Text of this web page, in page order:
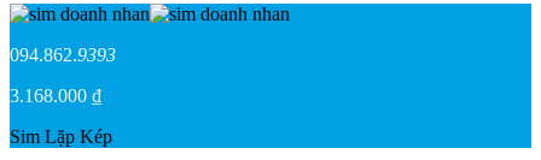
094.862.9393
3.168.000 ₫
Sim Lặp Kép